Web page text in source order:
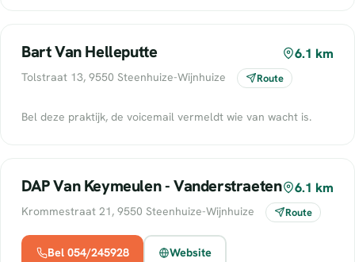
Bart Van Helleputte 6.1 km
Tolstraat 13, 9550 Steenhuize-Wijnhuize Route
Bel deze praktijk, de voicemail vermeldt wie van wacht is.
DAP Van Keymeulen - Vanderstraeten 6.1 km
Krommestraat 21, 9550 Steenhuize-Wijnhuize Route
Bel 054/245928 Website